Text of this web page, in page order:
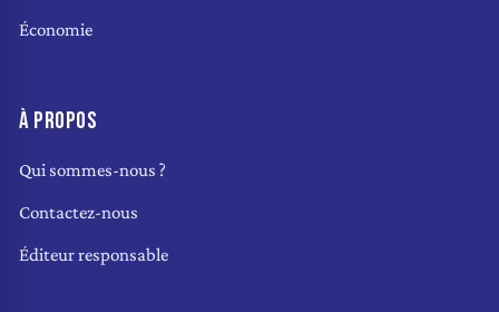
Économie
À PROPOS
Qui sommes-nous ?
Contactez-nous
Éditeur responsable